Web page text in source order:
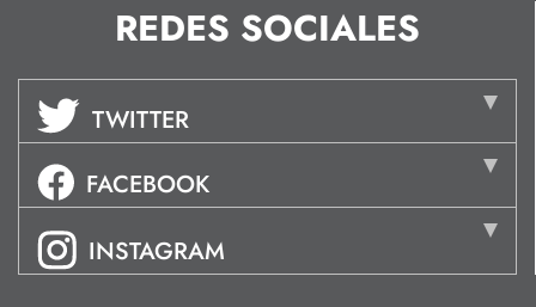
REDES SOCIALES
TWITTER
FACEBOOK
INSTAGRAM